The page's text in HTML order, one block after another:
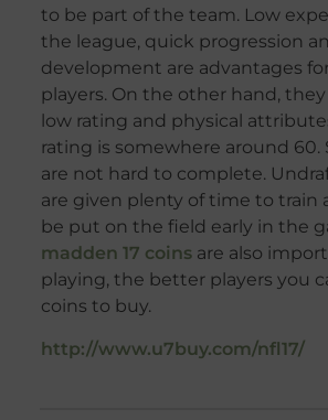
to be part of the team. Low
the league, quick progression
development are advantages
players. On the other hand,
low rating and physical
rating is somewhere around 60.
are not hard to complete.
are given plenty of time to train
be put on the field early in the
madden 17 coinsare also
playing, the better players you
coins to buy.
http://www.u7buy.com/nfl17/